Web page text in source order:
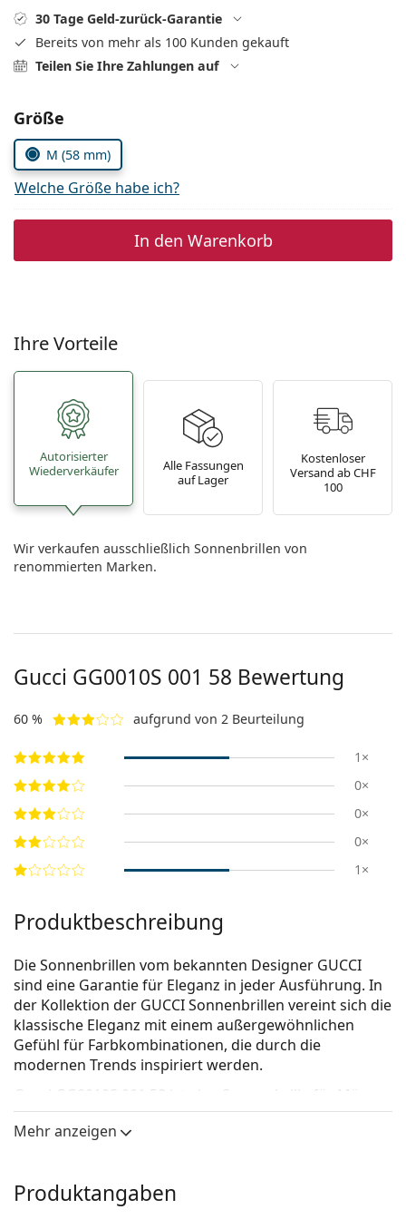
Alle Marken
Persol
Prada
30 Tage Geld-zurück-Garantie
Bereits von mehr als 100 Kunden gekauft
Teilen Sie Ihre Zahlungen auf
Parameter wählen
Größe
M (58 mm)
Welche Größe habe ich?
In den Warenkorb
Ihre Vorteile
Autorisierter
Wiederverkäufer
Alle Fassungen
auf Lager
Kostenloser
Versand ab CHF
100
Wir verkaufen ausschließlich Sonnenbrillen von
renommierten Marken.
Gucci GG0010S 001 58 Bewertung
60 % aufgrund von 2 Beurteilung
1×
0×
0×
0×
1×
Produktbeschreibung
Die Sonnenbrillen vom bekannten Designer GUCCI
sind eine Garantie für Eleganz in jeder Ausführung. In
der Kollektion der GUCCI Sonnenbrillen vereint sich die
klassische Eleganz mit einem außergewöhnlichen
Gefühl für Farbkombinationen, die durch die
modernen Trends inspiriert werden.
Gucci GG0010S 001 58
ist eine Sonnenbrille für Männer.
Mit der virtuellen Anprobefunktion von Lentiamo
können Sie herausfinden, wie Sie mit dieser
Brillenfassung
Mehr anzeigen
Produktangaben